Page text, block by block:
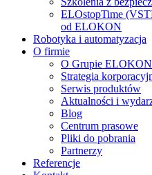
ELOstopTime
od ELOKON
Robotyka i automatyzacja
O firmie
O Grupie ELOKON
Strategia
Serwis produktów
Aktualności i
Blog
Centrum prasowe
Pliki do pobrania
Partnerzy
Referencje